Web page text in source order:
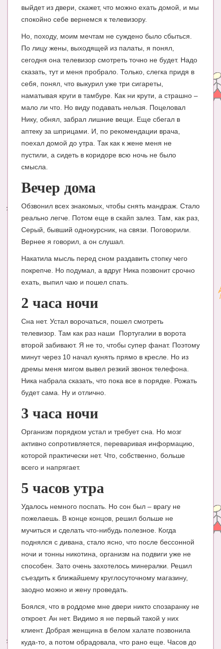
О проекте
Сотрудничество. Авторам
выйдет из двери, скажет, что можно ехать домой, и мы
спокойно себе вернемся к телевизору.
Но, походу, моим мечтам не суждено было сбыться.
По лицу жены, выходящей из палаты, я понял,
сегодня она телевизор смотреть точно не будет. Надо
сказать, тут и меня пробрало. Только, слегка придя в
себя, понял, что выкурил уже три сигареты,
наматывая круги в тамбуре. Как ни крути, а страшно –
мало ли что. Но виду подавать нельзя. Поцеловал
Нику, обнял, забрал лишние вещи. Еще сбегал в
аптеку за шприцами. И, по рекомендации врача,
поехал домой до утра. Так как к жене меня не
пустили, а сидеть в коридоре всю ночь не было
смысла.
Вечер дома
Обзвонил всех знакомых, чтобы снять мандраж. Стало
реально легче. Потом еще в скайп залез. Там, как раз,
Серый, бывший однокурсник, на связи. Поговорили.
Вернее я говорил, а он слушал.
Накатила мысль перед сном раздавить стопку чего
покрепче. Но подумал, а вдруг Ника позвонит срочно
ехать, выпил чаю и пошел спать.
2 часа ночи
Сна нет. Устал ворочаться, пошел смотреть
телевизор. Там как раз наши Португалии в ворота
второй забивают. Я не то, чтобы супер фанат. Поэтому
минут через 10 начал кунять прямо в кресле. Но из
дремы меня мигом вывел резкий звонок телефона.
Ника набрала сказать, что пока все в порядке. Рожать
будет сама. Ну и отлично.
3 часа ночи
Организм порядком устал и требует сна. Но мозг
активно сопротивляется, переваривая информацию,
которой практически нет. Что, собственно, больше
всего и напрягает.
5 часов утра
Удалось немного поспать. Но сон был – врагу не
пожелаешь. В конце концов, решил больше не
мучиться и сделать что-нибудь полезное. Когда
поднялся с дивана, стало ясно, что после бессонной
ночи и тонны никотина, организм на подвиги уже не
способен. Зато очень захотелось минералки. Решил
съездить к ближайшему круглосуточному магазину,
заодно можно и жену проведать.
Боялся, что в роддоме мне двери никто спозаранку не
откроет. Ан нет. Видимо я не первый такой у них
клиент. Добрая женщина в белом халате позвонила
куда-то, а потом обрадовала, что рано еще. Часов до